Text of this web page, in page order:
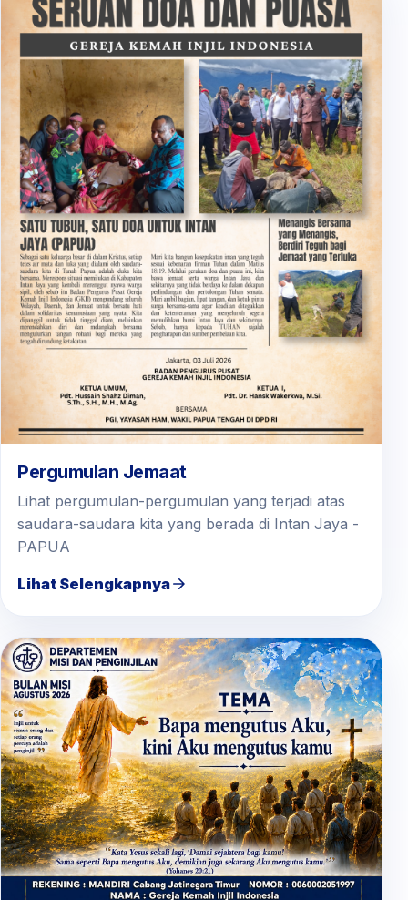
Pergumulan Jemaat
Lihat pergumulan-pergumulan yang terjadi atas
saudara-saudara kita yang berada di Intan Jaya -
PAPUA
Lihat Selengkapnya